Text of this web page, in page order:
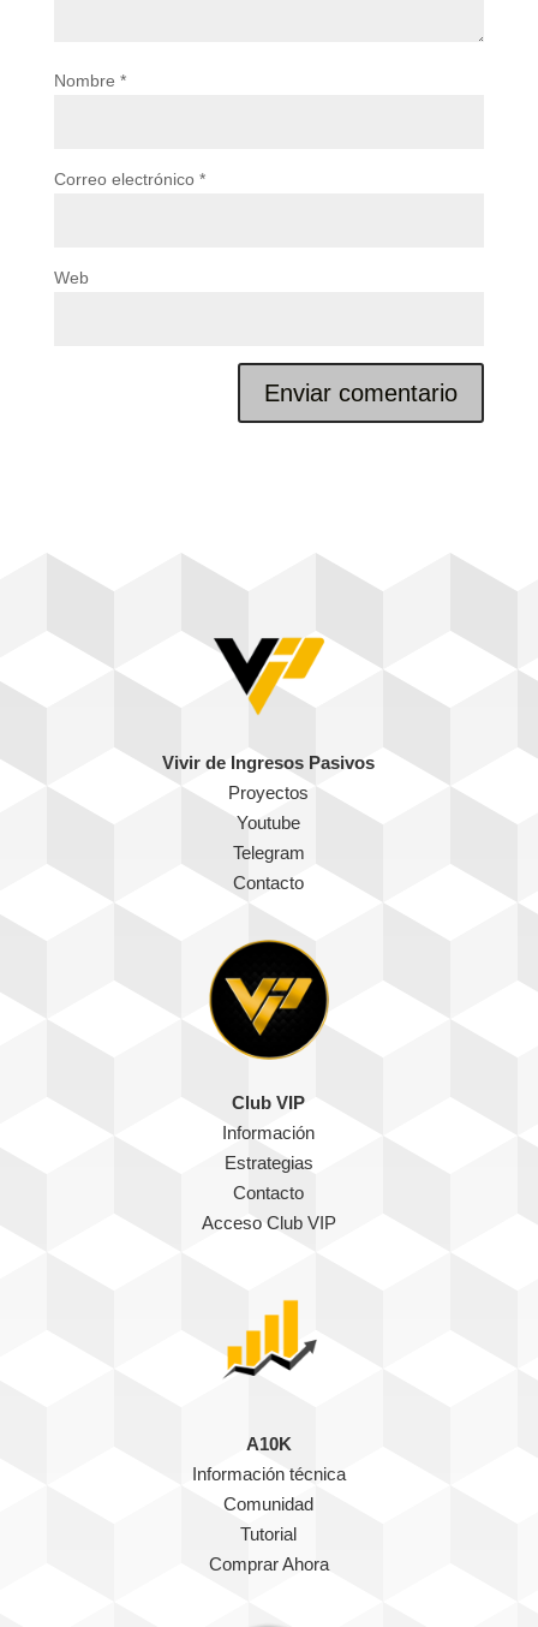
Nombre *
Correo electrónico *
Web
Vivir de Ingresos Pasivos
Proyectos
Youtube
Telegram
Contacto
Club VIP
Información
Estrategias
Contacto
Acceso Club VIP
A10K
Información técnica
Comunidad
Tutorial
Comprar Ahora